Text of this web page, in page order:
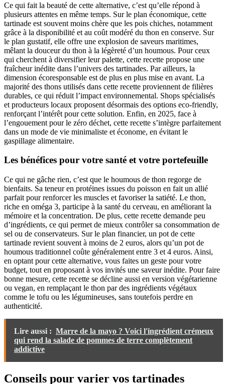
Ce qui fait la beauté de cette alternative, c’est qu’elle répond à
plusieurs attentes en même temps. Sur le plan économique, cette
tartinade est souvent moins chère que les pois chiches, notamment
grâce à la disponibilité et au coût modéré du thon en conserve. Sur
le plan gustatif, elle offre une explosion de saveurs maritimes,
mêlant la douceur du thon à la légèreté d’un houmous. Pour ceux
qui cherchent à diversifier leur palette, cette recette propose une
fraîcheur inédite dans l’univers des tartinades. Par ailleurs, la
dimension écoresponsable est de plus en plus mise en avant. La
majorité des thons utilisés dans cette recette proviennent de filières
durables, ce qui réduit l’impact environnemental. Shops spécialisés
et producteurs locaux proposent désormais des options eco-friendly,
renforçant l’intérêt pour cette solution. Enfin, en 2025, face à
l’engouement pour le zéro déchet, cette recette s’intègre parfaitement
dans un mode de vie minimaliste et économe, en évitant le
gaspillage alimentaire.
Les bénéfices pour votre santé et votre portefeuille
Ce qui ne gâche rien, c’est que le houmous de thon regorge de
bienfaits. Sa teneur en protéines issues du poisson en fait un allié
parfait pour renforcer les muscles et favoriser la satiété. Le thon,
riche en oméga 3, participe à la santé du cerveau, en améliorant la
mémoire et la concentration. De plus, cette recette demande peu
d’ingrédients, ce qui permet de mieux contrôler sa consommation de
sel ou de conservateurs. Sur le plan financier, un pot de cette
tartinade revient souvent à moins de 2 euros, alors qu’un pot de
houmous traditionnel coûte généralement entre 3 et 4 euros. Ainsi,
en optant pour cette alternative, vous faites un geste pour votre
budget, tout en proposant à vos invités une saveur inédite. Pour faire
bonne mesure, cette recette se décline aussi en version végétarienne
ou vegan, en remplaçant le thon par des ingrédients végétaux
comme le tofu ou les légumineuses, sans toutefois perdre en
authenticité.
Lire aussi : Marre de la mayo ? Voici l'ingrédient crémeux
qui rend la salade de pommes de terre complètement
addictive
Conseils pour varier vos tartinades